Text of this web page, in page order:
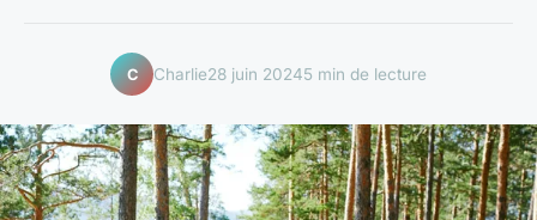
C Charlie28 juin 20245 min de lecture